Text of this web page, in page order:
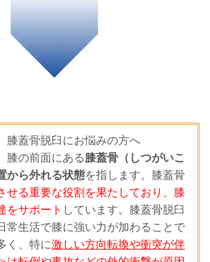
膝蓋骨脱臼にお悩みの方へ
膝の前面にある膝蓋骨（しつがいこ
から外れる状態を指します。膝蓋骨
せる重要な役割を果たしており、膝
をサポート しています。膝蓋骨脱臼
常生活で膝に強い力が加わることで
く、特に激しい方向転換や衝突が伴